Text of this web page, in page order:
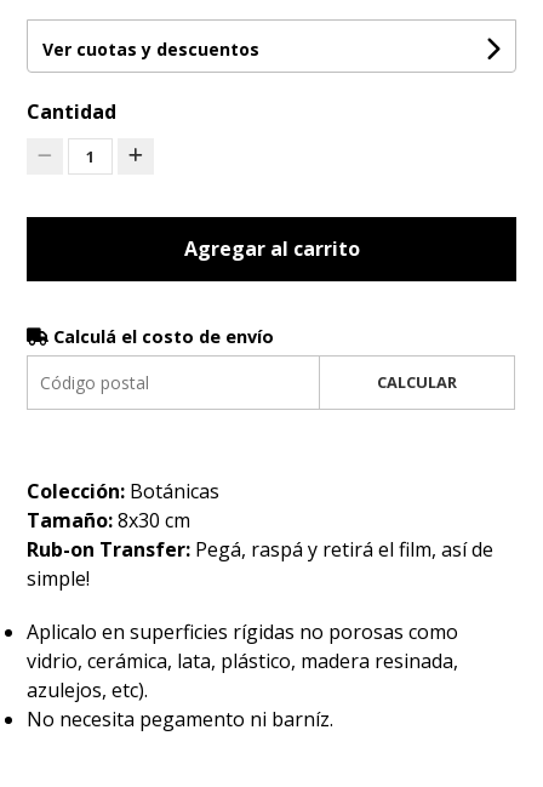
Ver cuotas y descuentos
Cantidad
1
Agregar al carrito
Calculá el costo de envío
CALCULAR
Colección: Botánicas
Tamaño:8x30 cm
Rub-on Transfer: Pegá, raspá y retirá el film, así de
simple!
Aplicalo en superficies rígidas no porosas como
vidrio, cerámica, lata, plástico, madera resinada,
azulejos, etc).
No necesita pegamento ni barníz.